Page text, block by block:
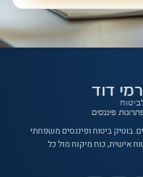
. בוטיק ביטוח ופיננסים משפחתי
אישית, כוח מיקוח מול כל